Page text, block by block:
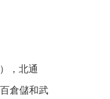
，北通
倉儲和武